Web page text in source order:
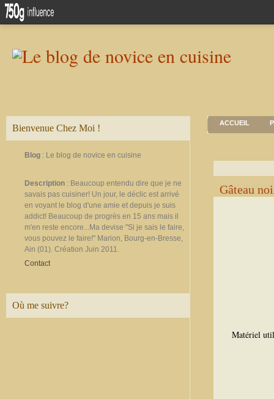
Bienvenue Chez Moi !
Blog : Le blog de novice en cuisine
Description : Beaucoup entendu dire que je ne
savais pas cuisiner! Un jour, le déclic est arrivé
en voyant le blog d'une amie et depuis je suis
addict! Beaucoup de progrès en 15 ans mais il
m'en reste encore...Ma devise "Si je sais le faire,
vous pouvez le faire!" Marion, Bourg-en-Bresse,
Ain (01). Création Juin 2011.
Contact
Où me suivre?
ACCUEIL
Gâteau
Matériel